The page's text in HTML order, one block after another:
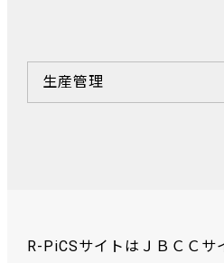
生産管理
R-PiCSサイトはＪＢＣＣサ